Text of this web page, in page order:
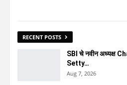
RECENT POSTS
SBI चे नवीन अध्यक्ष
Setty…
Aug 7, 2026